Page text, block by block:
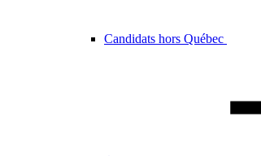
Candidats hors Québec